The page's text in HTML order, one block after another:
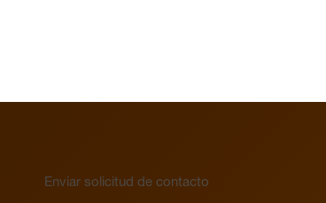
Enviar solicitud de contacto